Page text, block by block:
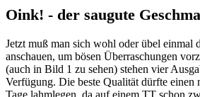
Oink! - der saugute
Jetzt muß man sich wohl oder übel einmal
anschauen, um bösen Überraschungen
(auch in Bild 1 zu sehen) stehen vier
Verfügung. Die beste Qualität dürfte einen
Tage lahmlegen, da auf einem TT schon